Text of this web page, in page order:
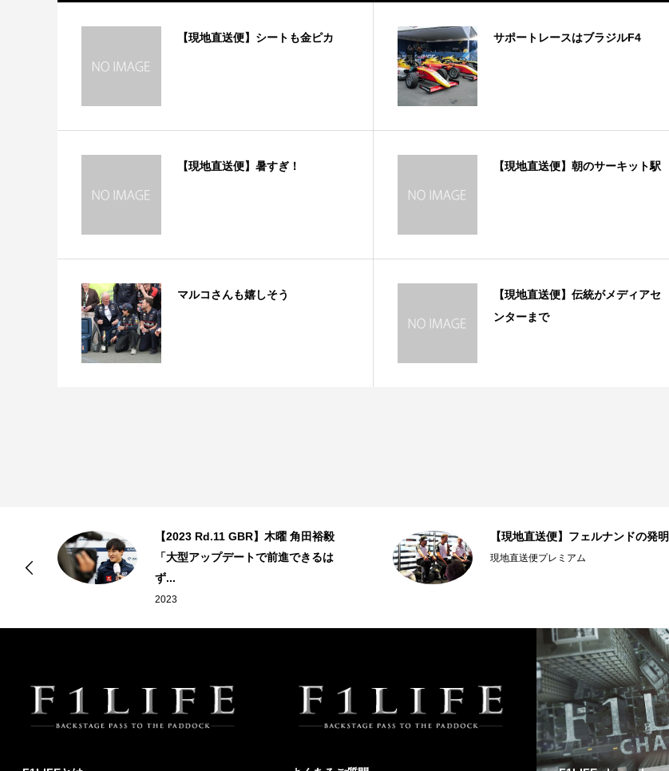
【現地直送便】シートも金ピカ サポートレースはブラジルF4
【現地直送便】暑すぎ！ 【現地直送便】朝のサーキット駅
マルコさんも嬉しそう
【現地直送便】伝統がメディアセ
ンターまで
【2023 Rd.11 GBR】木曜 角田裕毅
「大型アップデートで前進できるは
ず...
2023
【現地直送便】フェルナンドの発明
現地直送便プレミアム